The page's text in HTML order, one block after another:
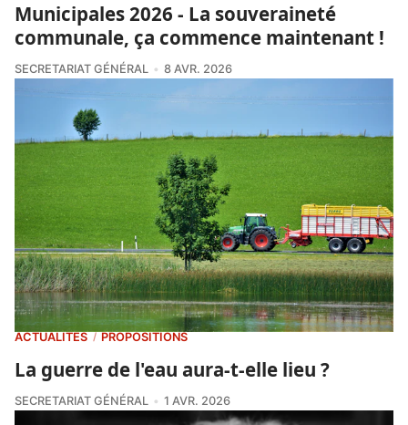
Municipales 2026 - La souveraineté
communale, ça commence maintenant !
SECRETARIAT GÉNÉRAL 8 AVR. 2026
ACTUALITÉS / PROPOSITIONS
La guerre de l'eau aura-t-elle lieu ?
SECRETARIAT GÉNÉRAL 1 AVR. 2026